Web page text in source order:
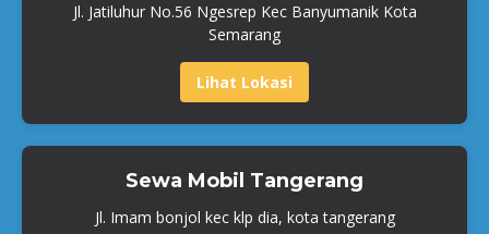
Jl. Jatiluhur No.56 Ngesrep Kec Banyumanik Kota
Semarang
Lihat Lokasi
Sewa Mobil Tangerang
Jl. Imam bonjol kec klp dia, kota tangerang